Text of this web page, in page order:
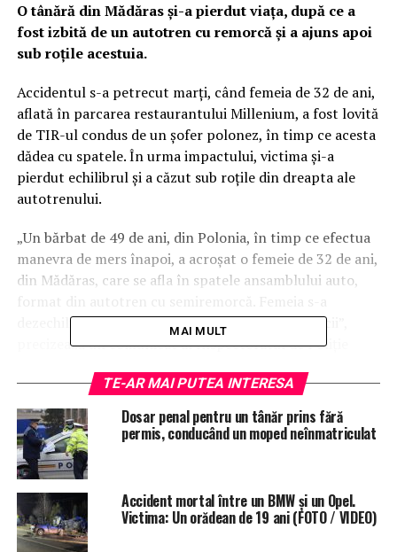
O tânără din Mădăras şi-a pierdut viaţa, după ce a
fost izbită de un autotren cu remorcă şi a ajuns apoi
sub roţile acestuia.
Accidentul s-a petrecut marţi, când femeia de 32 de ani,
aflată în parcarea restaurantului Millenium, a fost lovită
de TIR-ul condus de un şofer polonez, în timp ce acesta
dădea cu spatele. În urma impactului, victima şi-a
pierdut echilibrul şi a căzut sub roţile din dreapta ale
autotrenului.
„Un bărbat de 49 de ani, din Polonia, în timp ce efectua
manevra de mers înapoi, a acroșat o femeie de 32 de ani,
din Mădăras, care se afla în spatele ansamblului auto,
dezechilibrat, fiind acroșată de roțile semiremorcii”,
precizează un comunicat al Inspectoratul de Poliţie
Accidentul i-a provocat tinerei leziuni care au dus la
decesul acesteia. Polițiștii Biroului Rutier Salonta
urmează să stabilească cu exactitate cauzele și
împrejurărie în care s-a produs evenimentul rutier.
ETICHETE: ACCIDENT MORTAL MADARAS RECOMANDAT
URMATORUL
MAI MULT
TE-AR MAI PUTEA INTERESA
Dosar penal pentru un tânăr prins fără
permis, conducând un moped neînmatriculat
Accident mortal între un BMW și un Opel.
Victima: Un orădean de 19 ani (FOTO / VIDEO)